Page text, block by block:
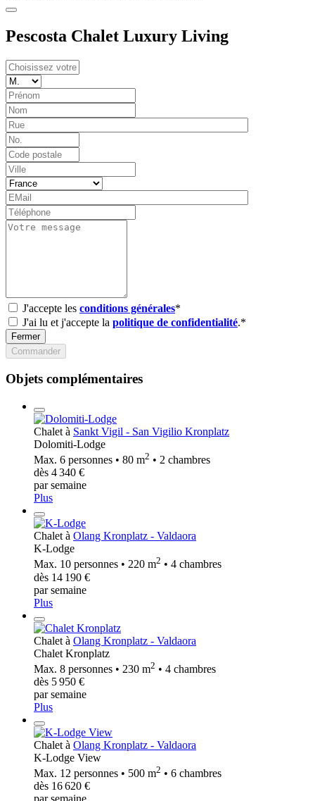
Pescosta Chalet Luxury Living
J'accepte les conditions générales*
J'ai lu et j'accepte la politique de confidentialité.*
Fermer
Commander
Objets complémentaires
Chalet à Sankt Vigil - San Vigilio Kronplatz
Dolomiti-Lodge
Max. 6 personnes • 80 m2 • 2 chambres
dès 4 340 €
par semaine
Plus
Chalet à Olang Kronplatz - Valdaora
K-Lodge
Max. 10 personnes • 220 m2 • 4 chambres
dès 14 190 €
par semaine
Plus
Chalet à Olang Kronplatz - Valdaora
Chalet Kronplatz
Max. 8 personnes • 230 m2 • 4 chambres
dès 5 950 €
par semaine
Plus
Chalet à Olang Kronplatz - Valdaora
K-Lodge View
Max. 12 personnes • 500 m2 • 6 chambres
dès 16 620 €